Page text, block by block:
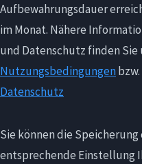
Aufbewahrungsdauer
im Monat. Nähere
und Datenschutz finden
Nutzungsbedingungen
Datenschutz
Sie können die
entsprechende Einstellung